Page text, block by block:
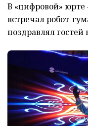
В «цифровой» юрте
встречал робот-
поздравлял гостей